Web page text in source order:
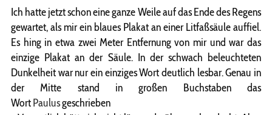
Ich hatte jetzt schon eine ganze Weile auf das Ende des Regens
gewartet, als mir ein blaues Plakat an einer Litfaßsäule auffiel.
Es hing in etwa zwei Meter Entfernung von mir und war das
einzige Plakat an der Säule. In der schwach beleuchteten
Dunkelheit war nur ein einziges Wort deutlich lesbar. Genau in
der Mitte stand in großen Buchstaben das
WortPaulusgeschrieben